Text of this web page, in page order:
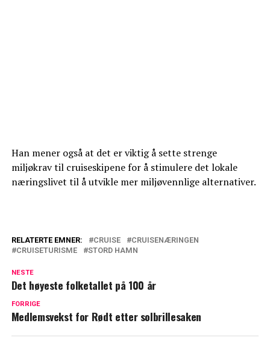
Han mener også at det er viktig å sette strenge
miljøkrav til cruiseskipene for å stimulere det lokale
næringslivet til å utvikle mer miljøvennlige alternativer.
RELATERTE EMNER: CRUISE
CRUISENÆRINGEN
CRUISETURISME
STORD HAMN
NESTE
Det høyeste folketallet på 100 år
FORRIGE
Medlemsvekst for Rødt etter solbrillesaken